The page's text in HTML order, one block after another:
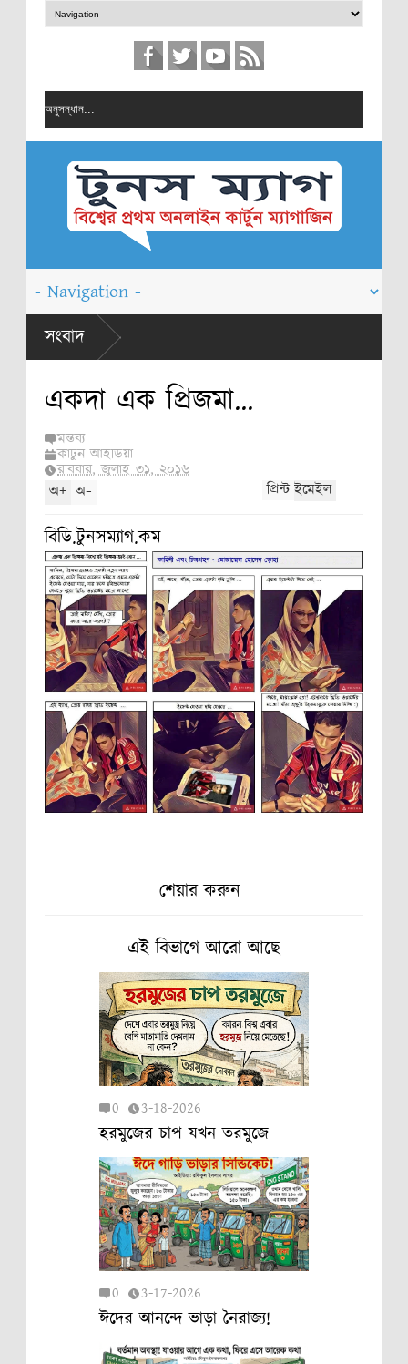
সংবাদ
একদা এক প্রিজমা...
মন্তব্য
কার্টুন আইডিয়া
রবিবার, জুলাই ৩১, ২০১৬
অ+ অ- ইমেইল
প্রিন্ট
বিডি.টুনসম্যাগ.কম
শেয়ার করুন
এই বিভাগে আরো আছে
0 3-18-2026
হরমুজের চাপ যখন তরমুজে
0 3-17-2026
ঈদের আনন্দে ভাড়া নৈরাজ্য!